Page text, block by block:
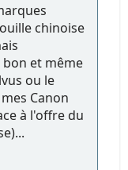
chinoise
et même
ou le
Canon
à l'offre du